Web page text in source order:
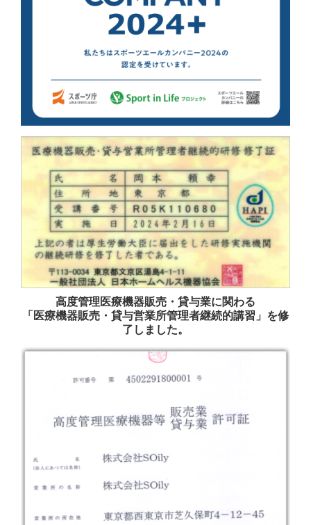
高度管理医療機器販売・貸与業に関わる
「医療機器販売・貸与営業所管理者継続的講習」を修
了しました。